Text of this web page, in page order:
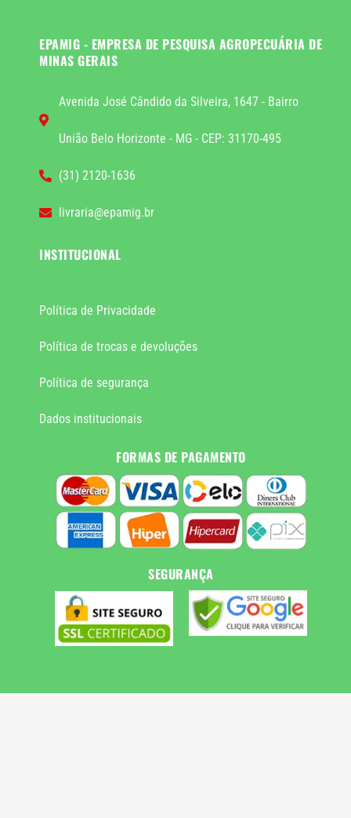
EPAMIG - EMPRESA DE PESQUISA AGROPECUÁRIA DE
MINAS GERAIS
Avenida José Cândido da Silveira, 1647 - Bairro
União Belo Horizonte - MG - CEP: 31170-495
(31) 2120-1636
livraria@epamig.br
INSTITUCIONAL
Política de Privacidade
Política de trocas e devoluções
Política de segurança
Dados institucionais
FORMAS DE PAGAMENTO
SEGURANÇA